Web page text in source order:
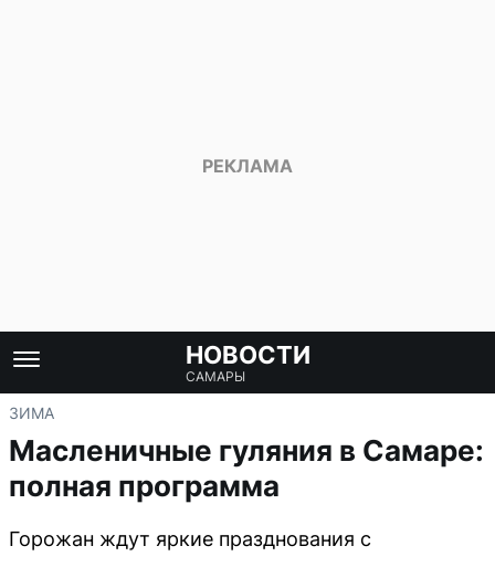
НОВОСТИ
САМАРЫ
ЗИМА
Масленичные гуляния в Самаре:
полная программа
Горожан ждут яркие празднования с